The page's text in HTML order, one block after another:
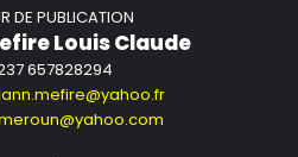
DE PUBLICATION
Louis Claude
657828294